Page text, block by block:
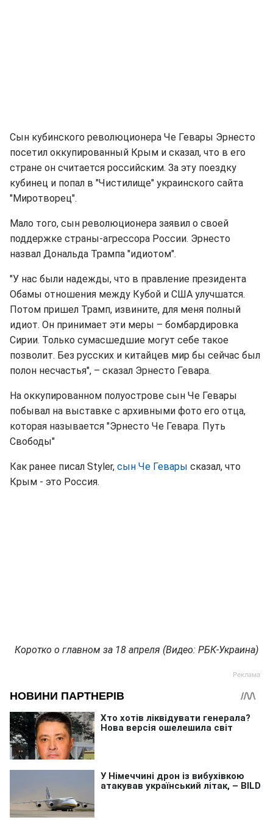
Сын кубинского революционера Че Гевары Эрнесто
посетил оккупированный Крым и сказал, что в его
стране он считается российским. За эту поездку
кубинец и попал в "Чистилище" украинского сайта
"Миротворец".
Мало того, сын революционера заявил о своей
поддержке страны-агрессора России. Эрнесто
назвал Дональда Трампа "идиотом".
"У нас были надежды, что в правление президента
Обамы отношения между Кубой и США улучшатся.
Потом пришел Трамп, извините, для меня полный
идиот. Он принимает эти меры – бомбардировка
Сирии. Только сумасшедшие могут себе такое
позволит. Без русских и китайцев мир бы сейчас был
полон несчастья", – сказал Эрнесто Гевара.
На оккупированном полуострове сын Че Гевары
побывал на выставке с архивными фото его отца,
которая называется "Эрнесто Че Гевара. Путь
Свободы"
Как ранее писал Styler, сын Че Гевары сказал, что
Крым - это Россия.
Коротко о главном за 18 апреля (Видео: РБК-Украина)